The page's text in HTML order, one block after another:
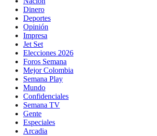
Dinero
Deportes
Opinión
Impresa
Jet Set
Elecciones 2026
Foros Semana
Mejor Colombia
Semana Play
Mundo
Confidenciales
Semana TV
Gente
Especiales
Arcadia